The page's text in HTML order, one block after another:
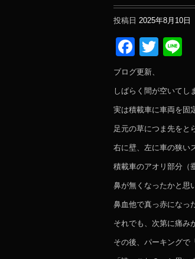
投稿日 2025年8月10日
ブログ更新、
しばらく間が空いてし
実は積載車に車両を固
足元の草につま先をと
右に壁、左に車の狭い
積載車のアオリ部分（
鼻が無くなったかと思
鼻血他で真っ赤になっ
それでも、次第に痛み
その後、パーキングで